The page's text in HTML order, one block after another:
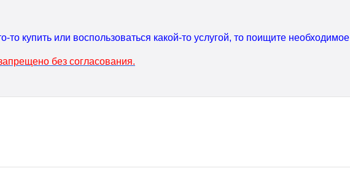
то купить или воспользоваться какой-то услугой, то поищите необходимое
без согласования.